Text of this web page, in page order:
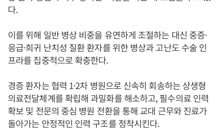
다.
이를 위해 일반 병상 비중을 유연하게 조절하는 대신 중증·
응급·희귀 난치성 질환 환자를 위한 병상과 고난도 수술 인
프라를 집중적으로 확충한다.
경증 환자는 협력 1·2차 병원으로 신속히 회송하는 상생형
의료전달체계를 확립해 과밀화를 해소하고, 필수의료 인력
확보 및 전문의 중심 병원 전환을 통해 교대 근무와 진료가
돌아가는 안정적인 인력 구조를 정착시킨다.